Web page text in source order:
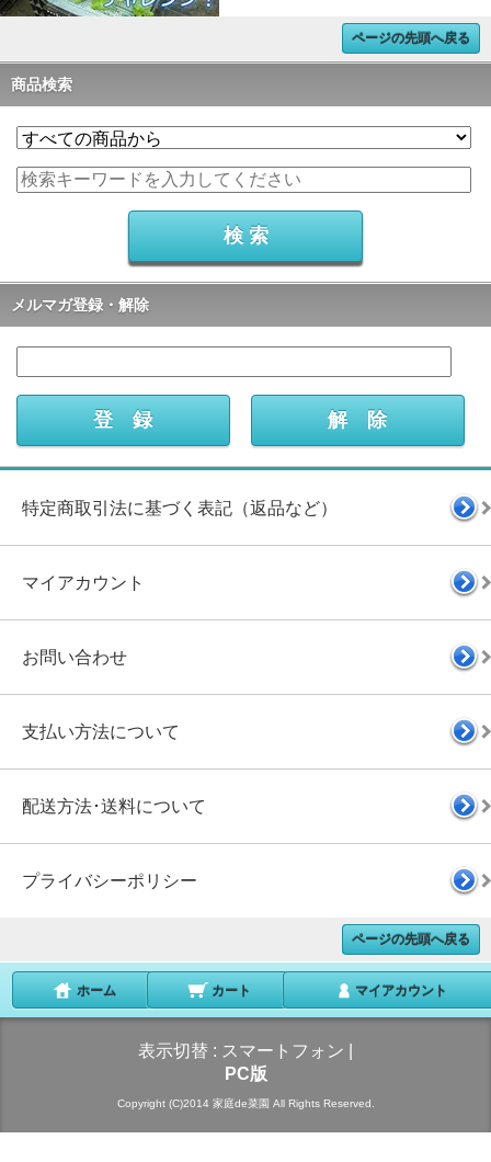
ページの先頭へ戻る
商品検索
メルマガ登録・解除
特定商取引法に基づく表記（返品など）
マイアカウント
お問い合わせ
支払い方法について
配送方法･送料について
プライバシーポリシー
ページの先頭へ戻る
ホーム カート マイアカウント
表示切替 : スマートフォン
PC版
Copyright (C)2014 家庭de菜園 All Rights Reserved.